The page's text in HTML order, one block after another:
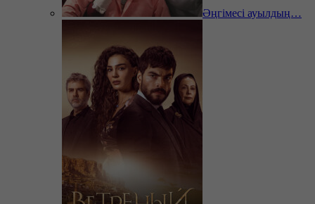
Әңгімесі ауылдың…